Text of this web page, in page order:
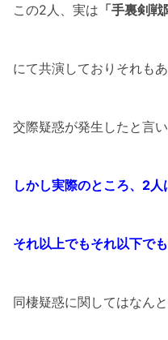
この2人、実は 「手裏剣
にて共演しておりそれも
交際疑惑が発生したと言い
しかし実際のところ、2
それ以上でもそれ以下で
同棲疑惑に関してはなん